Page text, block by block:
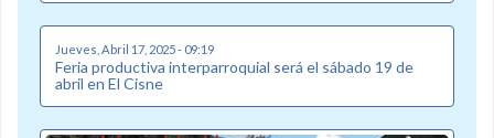
Jueves, Abril 17, 2025 - 09:19
Feria productiva interparroquial será el sábado 19 de
abril en El Cisne